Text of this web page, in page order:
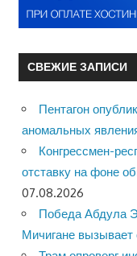
СВЕЖИЕ ЗАПИСИ
Пентагон
аномальных
Конгрессмен-
отставку на фоне
07.08.2026
Победа Абдула
Мичигане вызывает